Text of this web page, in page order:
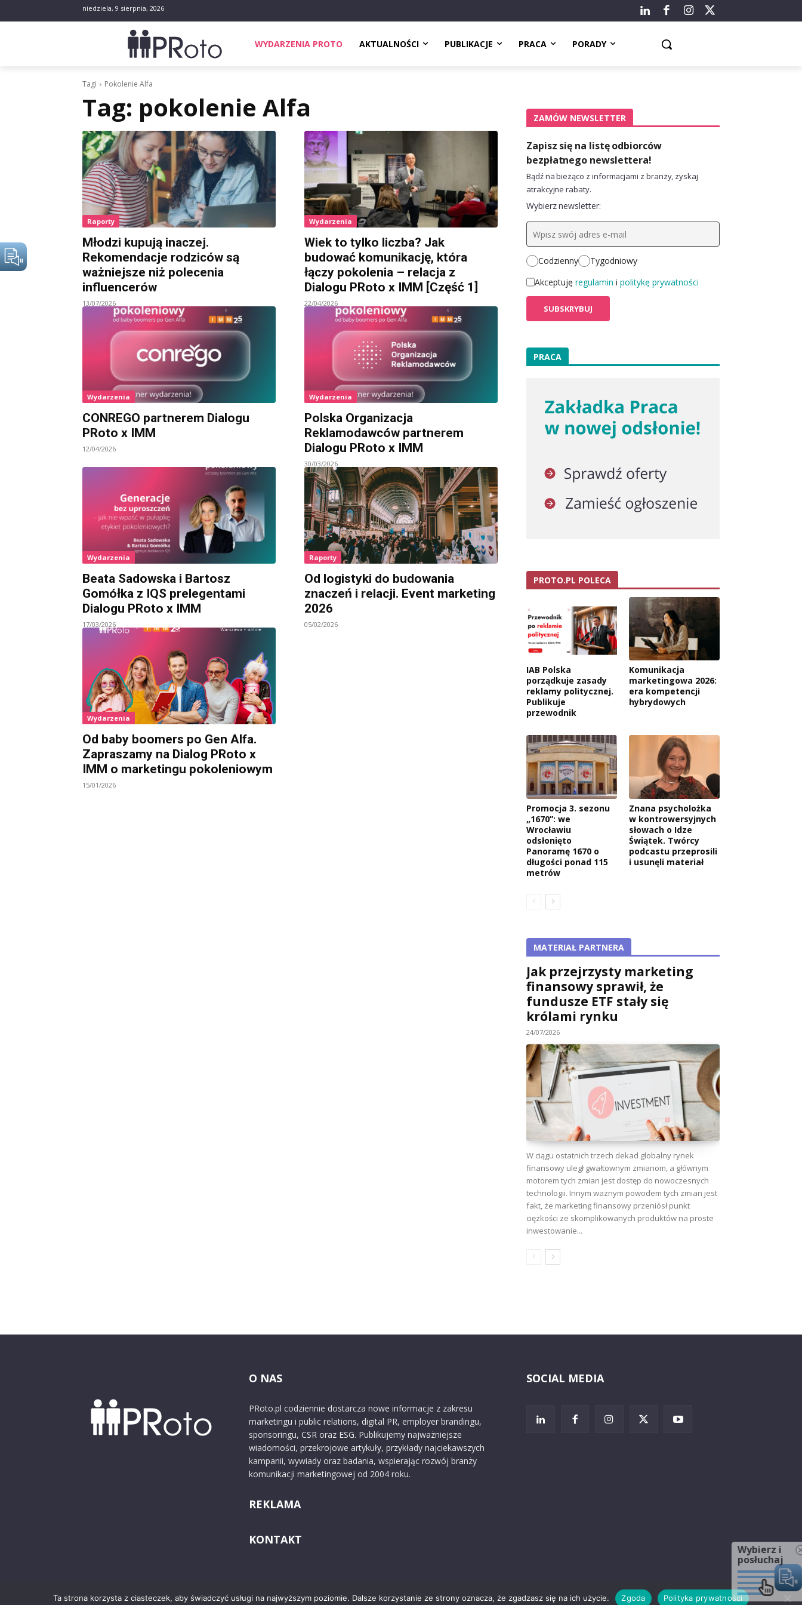
niedziela, 9 sierpnia, 2026
WYDARZENIA PROTO AKTUALNOŚCI PUBLIKACJE PRACA PORADY
Tagi Pokolenie Alfa
Tag: pokolenie Alfa
Raporty
Młodzi kupują inaczej.
Rekomendacje rodziców są
ważniejsze niż polecenia
influencerów
13/07/2026
Wydarzenia
Wiek to tylko liczba? Jak
budować komunikację, która
łączy pokolenia – relacja z
Dialogu PRoto x IMM [Część 1]
22/04/2026
Wydarzenia
CONREGO partnerem Dialogu
PRoto x IMM
12/04/2026
Wydarzenia
Polska Organizacja
Reklamodawców partnerem
Dialogu PRoto x IMM
30/03/2026
Wydarzenia
Beata Sadowska i Bartosz
Gomółka z IQS prelegentami
Dialogu PRoto x IMM
17/03/2026
Raporty
Od logistyki do budowania
znaczeń i relacji. Event marketing
2026
05/02/2026
Wydarzenia
Od baby boomers po Gen Alfa.
Zapraszamy na Dialog PRoto x
IMM o marketingu pokoleniowym
15/01/2026
ZAMÓW NEWSLETTER
Zapisz się na listę odbiorców
bezpłatnego newslettera!
Bądź na bieżąco z informacjami z branży, zyskaj
atrakcyjne rabaty.
Wybierz newsletter:
Codzienny
Tygodniowy
Akceptuję regulamin i politykę prywatności
PRACA
PROTO.PL POLECA
IAB Polska
porządkuje zasady
reklamy politycznej.
Publikuje
przewodnik
Komunikacja
marketingowa 2026:
era kompetencji
hybrydowych
Promocja 3. sezonu
„1670”: we
Wrocławiu
odsłonięto
Panoramę 1670 o
długości ponad 115
metrów
Znana psycholożka
w kontrowersyjnych
słowach o Idze
Świątek. Twórcy
podcastu przeprosili
i usunęli materiał
MATERIAŁ PARTNERA
Jak przejrzysty marketing
finansowy sprawił, że
fundusze ETF stały się
królami rynku
24/07/2026
W ciągu ostatnich trzech dekad globalny rynek
finansowy uległ gwałtownym zmianom, a głównym
motorem tych zmian jest dostęp do nowoczesnych
technologii. Innym ważnym powodem tych zmian jest
fakt, że marketing finansowy przeniósł punkt
ciężkości ze skomplikowanych produktów na proste
inwestowanie...
O NAS
PRoto.pl codziennie dostarcza nowe informacje z zakresu
marketingu i public relations, digital PR, employer brandingu,
sponsoringu, CSR oraz ESG. Publikujemy najważniejsze
wiadomości, przekrojowe artykuły, przykłady najciekawszych
kampanii, wywiady oraz badania, wspierając rozwój branży
komunikacji marketingowej od 2004 roku.
REKLAMA
KONTAKT
SOCIAL MEDIA
Ta strona korzysta z ciasteczek, aby świadczyć usługi na najwyższym poziomie. Dalsze korzystanie ze strony oznacza, że zgadzasz się na ich użycie. Zgoda Polityka prywatności
Wybierz i
posłuchaj